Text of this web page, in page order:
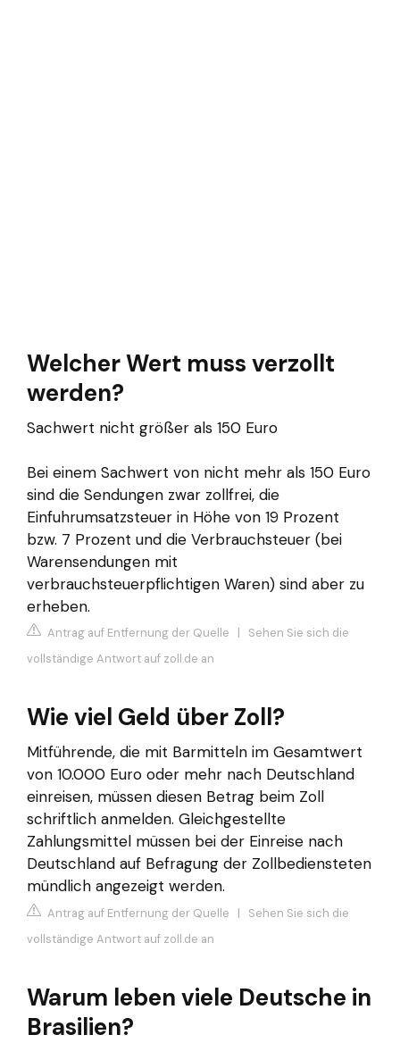
Welcher Wert muss verzollt
werden?
Sachwert nicht größer als 150 Euro
Bei einem Sachwert von nicht mehr als 150 Euro
sind die Sendungen zwar zollfrei, die
Einfuhrumsatzsteuer in Höhe von 19 Prozent
bzw. 7 Prozent und die Verbrauchsteuer (bei
Warensendungen mit
verbrauchsteuerpflichtigen Waren) sind aber zu
erheben.
Antrag auf Entfernung der Quelle | Sehen Sie sich die
vollständige Antwort auf zoll.de an
Wie viel Geld über Zoll?
Mitführende, die mit Barmitteln im Gesamtwert
von 10.000 Euro oder mehr nach Deutschland
einreisen, müssen diesen Betrag beim Zoll
schriftlich anmelden. Gleichgestellte
Zahlungsmittel müssen bei der Einreise nach
Deutschland auf Befragung der Zollbediensteten
mündlich angezeigt werden.
Antrag auf Entfernung der Quelle | Sehen Sie sich die
vollständige Antwort auf zoll.de an
Warum leben viele Deutsche in
Brasilien?